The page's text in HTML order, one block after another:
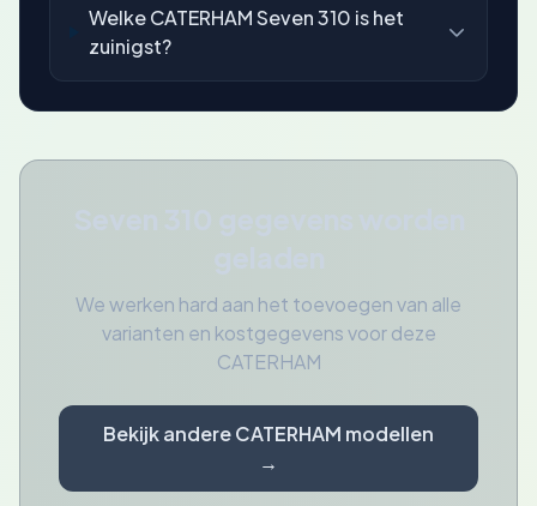
Welke CATERHAM Seven 310 is het
zuinigst?
We werken hard aan het toevoegen van alle
varianten en kostgegevens voor deze
CATERHAM
Bekijk andere CATERHAM modellen
→